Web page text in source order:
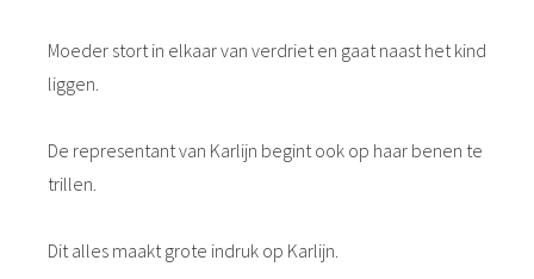
Moeder stort in elkaar van verdriet en gaat naast het kind
liggen.
De representant van Karlijn begint ook op haar benen te
trillen.
Dit alles maakt grote indruk op Karlijn.